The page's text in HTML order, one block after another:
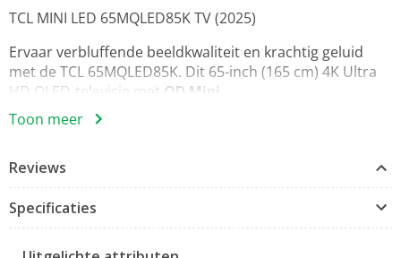
TCL MINI LED 65MQLED85K TV (2025)
Ervaar verbluffende beeldkwaliteit en krachtig geluid
met de TCL 65MQLED85K. Dit 65-inch (165 cm) 4K Ultra
HD QLED‑televisie met QD Mini
LED
‑achtergrondverlichting levert diepe contrasten, rijke
kleuren en vloeiende bewegingen dankzij 144 Hz Motion
HDMI 2.1‑ondersteuning is deze TV klaar voor films,
series en gaming.
Belangrijkste kenmerken:
Toon meer
Reviews
Specificaties